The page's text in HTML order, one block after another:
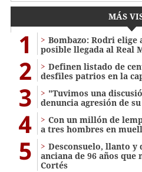
MÁS
1
Bombazo: Rodri elige
posible llegada al Real
2
Definen listado de
desfiles patrios en la
3
"Tuvimos una
denuncia agresión de
4
Con un millón de
a tres hombres en
5
​​​​Desconsuelo, llanto
anciana de 96 años
Cortés